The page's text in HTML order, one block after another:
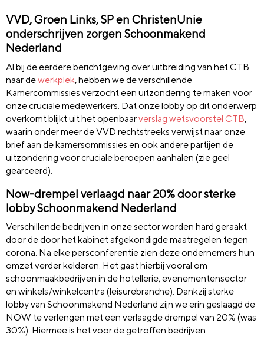
VVD, Groen Links, SP en ChristenUnie
onderschrijven zorgen Schoonmakend
Nederland
Al bij de eerdere berichtgeving over uitbreiding van het CTB
naar dewerkplek, hebben we de verschillende
Kamercommissies verzocht een uitzondering te maken voor
onze cruciale medewerkers. Dat onze lobby op dit onderwerp
overkomt blijkt uit het openbaarverslag wetsvoorstel CTB,
waarin onder meer de VVD rechtstreeks verwijst naar onze
brief aan de kamersommissies en ook andere partijen de
uitzondering voor cruciale beroepen aanhalen (zie geel
gearceerd).
Now-drempel verlaagd naar 20% door sterke
lobby Schoonmakend Nederland
Verschillende bedrijven in onze sector worden hard geraakt
door de door het kabinet afgekondigdemaatregelen tegen
corona. Na elke persconferentie zien deze ondernemers hun
omzet verder kelderen. Het gaat hierbij vooral om
schoonmaakbedrijven in de hotellerie, evenementensector
en winkels/winkelcentra (leisurebranche). Dankzij sterke
lobby van Schoonmakend Nederland zijn we erin geslaagd de
NOW te verlengen met een verlaagde drempel van 20% (was
30%). Hiermee is het voor de getroffen bedrijven